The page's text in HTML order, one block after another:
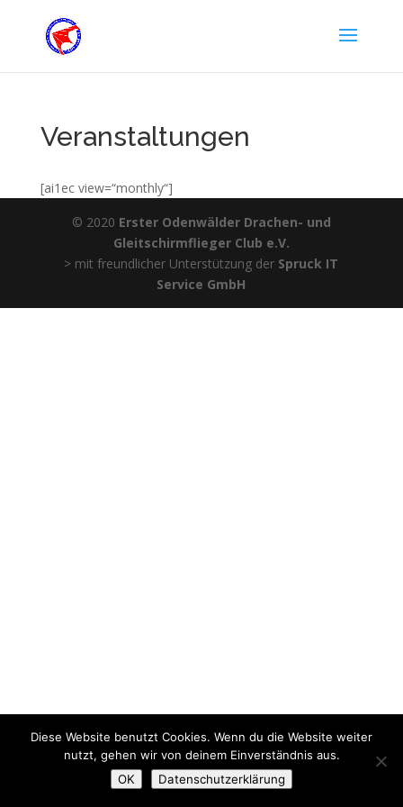
Veranstaltungen
[ai1ec view=“monthly“]
© 2020 Erster Odenwälder Drachen- und
Gleitschirmflieger Club e.V.
> mit freundlicher Unterstützung der Spruck IT
Service GmbH
Diese Website benutzt Cookies. Wenn du die Website weiter
nutzt, gehen wir von deinem Einverständnis aus.
OK
Datenschutzerklärung